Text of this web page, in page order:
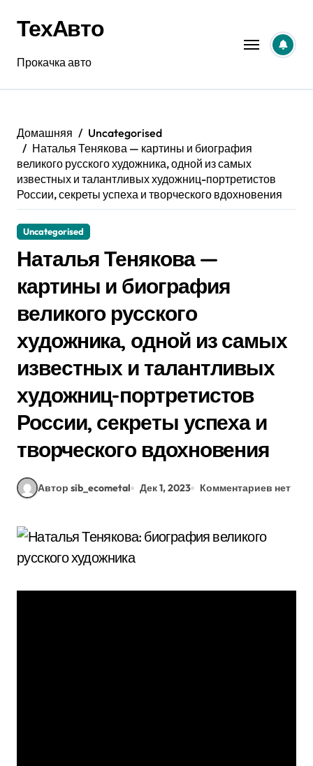
содержанию
ТехАвто
Прокачка авто
Домашняя
Uncategorised
Наталья Тенякова — картины и биография
великого русского художника, одной из самых
известных и талантливых художниц-портретистов
России, секреты успеха и творческого вдохновения
Uncategorised
Наталья Тенякова —
картины и биография
великого русского
художника, одной из самых
известных и талантливых
художниц-портретистов
России, секреты успеха и
творческого вдохновения
Автор sib_ecometal Дек 1, 2023 Комментариев нет